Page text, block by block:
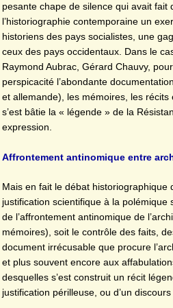
pesante chape de silence qui avait fait
l’historiographie contemporaine un
historiens des pays socialistes, une
ceux des pays occidentaux. Dans le
Raymond Aubrac, Gérard Chauvy,
perspicacité l’abondante
et allemande), les mémoires, les
s’est bâtie la « légende » de la
expression.
Affrontement antinomique entre
Mais en fait le débat historiographique
justification scientifique à la polémique
de l’affrontement antinomique de
mémoires), soit le contrôle des faits,
document irrécusable que procure
et plus souvent encore aux
desquelles s’est construit un récit
justification périlleuse, ou d’un